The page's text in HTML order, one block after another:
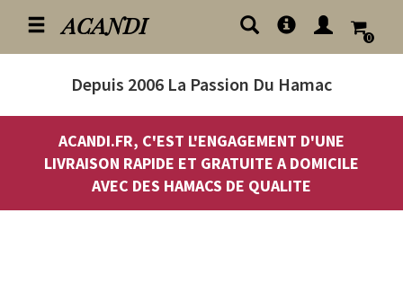
ACANDI 0
Depuis 2006 La Passion Du Hamac
ACANDI.FR, C'EST L'ENGAGEMENT D'UNE
LIVRAISON RAPIDE ET GRATUITE A DOMICILE
AVEC DES HAMACS DE QUALITE